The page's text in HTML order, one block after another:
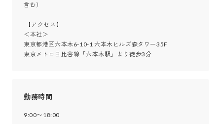
含む）
＜本社＞
東京都港区六本木6-10-1 六本木ヒルズ森タワー35F
東京メトロ日比谷線「六本木駅」より徒歩3分
勤務時間
9:00〜18:00